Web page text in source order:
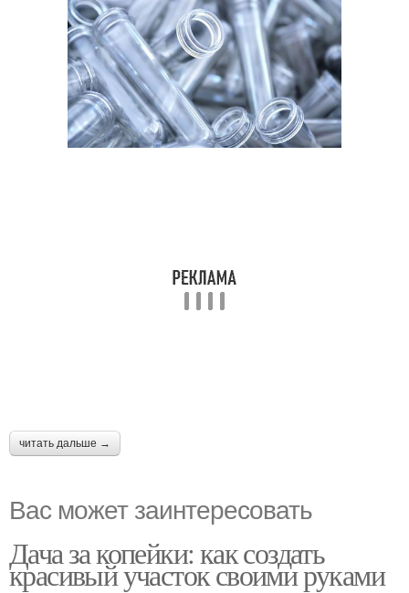
читать дальше →
Вас может заинтересовать
Дача за копейки: как создать
красивый участок своими руками